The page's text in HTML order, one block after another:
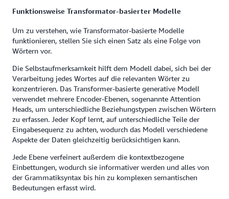
Funktionsweise Transformator-basierter Modelle
Um zu verstehen, wie Transformator-basierte Modelle
funktionieren, stellen Sie sich einen Satz als eine Folge von
Wörtern vor.
Die Selbstaufmerksamkeit hilft dem Modell dabei, sich bei der
Verarbeitung jedes Wortes auf die relevanten Wörter zu
konzentrieren. Das Transformer-basierte generative Modell
verwendet mehrere Encoder-Ebenen, sogenannte Attention
Heads, um unterschiedliche Beziehungstypen zwischen Wörtern
zu erfassen. Jeder Kopf lernt, auf unterschiedliche Teile der
Eingabesequenz zu achten, wodurch das Modell verschiedene
Aspekte der Daten gleichzeitig berücksichtigen kann.
Jede Ebene verfeinert außerdem die kontextbezogene
Einbettungen, wodurch sie informativer werden und alles von
der Grammatiksyntax bis hin zu komplexen semantischen
Bedeutungen erfasst wird.